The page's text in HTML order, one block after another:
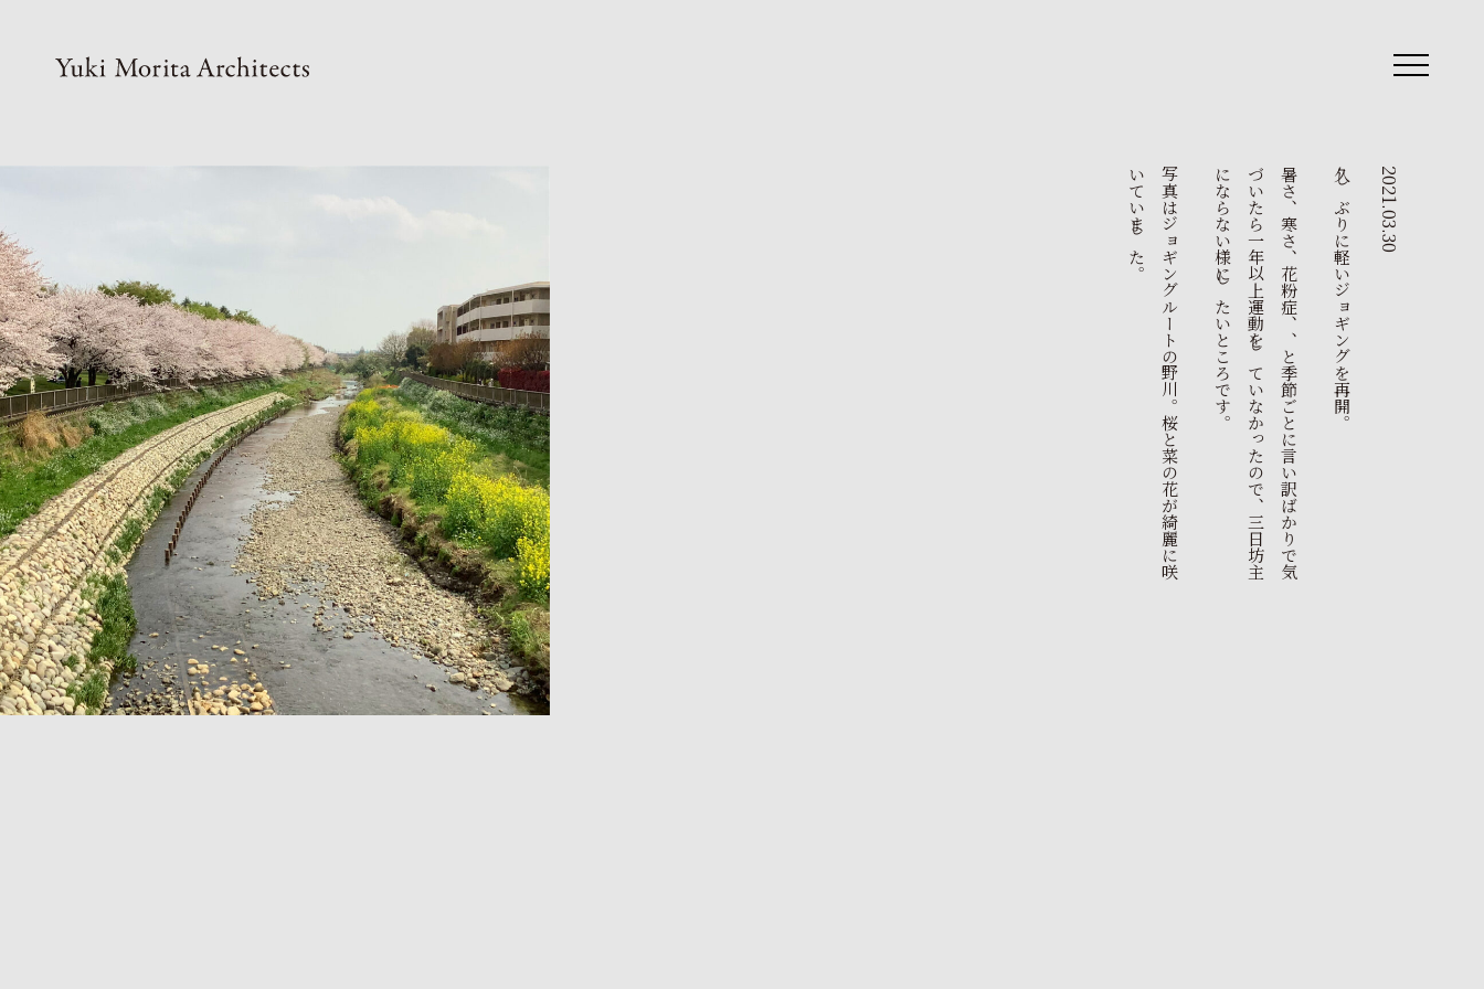
toggle
2021.03.30
久しぶりに軽いジョギングを再開。
暑
さ
、
寒
さ
、
花
粉
症
、
、
と
季
節
ご
と
に
言
い
訳
ば
か
り
で
気
づ
い
た
ら
一
年
以
上
運
動
を
し
て
い
な
か
っ
た
の
で
、
三
日
坊
主
に
な
ら
な
い
様
に
し
た
い
と
こ
ろ
で
す
。
写
真
は
ジ
ョ
ギ
ン
グ
ル
ー
ト
の
野
川
。
桜
と
菜
の
花
が
綺
麗
に
咲
い
て
い
ま
し
た
。